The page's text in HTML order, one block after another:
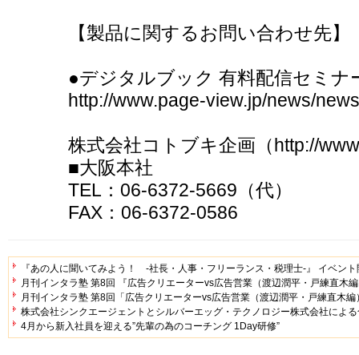
【製品に関するお問い合わせ先】
●デジタルブック 有料配信セミナ
http://www.page-view.jp/news/
株式会社コトブキ企画（http://
■大阪本社 ■東
TEL：06-6372-5669（代）
FAX：06-6372-0586
『あの人に聞いてみよう！ -社長・人事・フリーランス・税理士-』 イベン
月刊インタラ塾 第8回 『広告クリエーターvs広告営業（渡辺潤平・戸練直木
月刊インタラ塾 第8回「広告クリエーターvs広告営業（渡辺潤平・戸練直木編
株式会社シンクエージェントとシルバーエッグ・テクノロジー株式会社によ
4月から新入社員を迎える”先輩の為のコーチング 1Day研修”